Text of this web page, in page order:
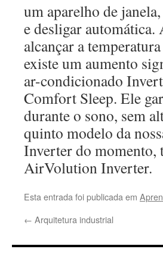
um aparelho de
e desligar
alcançar a
existe um aumento
ar-condicionado
Comfort Sleep. Ele
durante o sono, sem
quinto modelo da
Inverter do momento,
AirVolution Inverter.
Esta entrada foi publicada em
← Arquitetura industrial